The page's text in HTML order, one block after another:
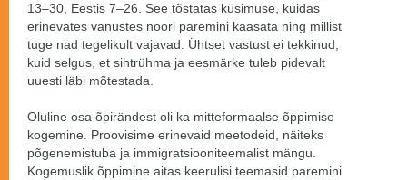
13–30, Eestis 7–26. See tõstatas küsimuse, kuidas
erinevates vanustes noori paremini kaasata ning millist
tuge nad tegelikult vajavad. Ühtset vastust ei tekkinud,
kuid selgus, et sihtrühma ja eesmärke tuleb pidevalt
uuesti läbi mõtestada.
Oluline osa õpirändest oli ka mitteformaalse õppimise
kogemine. Proovisime erinevaid meetodeid, näiteks
põgenemistuba ja immigratsiooniteemalist mängu.
Kogemuslik õppimine aitas keerulisi teemasid paremini